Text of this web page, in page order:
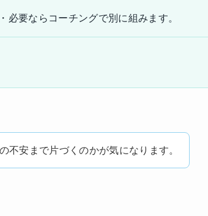
要ならコーチングで別に組みます。
不安まで片づくのかが気になります。